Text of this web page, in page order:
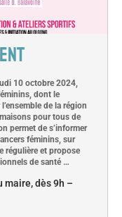
10 octobre 2024,
dont le
de la région
pour tous de
permet de s’informer
féminins, sur
régulière et propose
de santé …
maire, dès 9h –